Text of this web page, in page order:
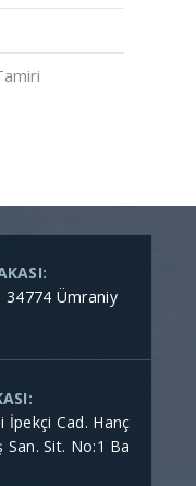
34774 Ümraniy
İpekçi Cad. Hanç
San. Sit. No:1 Ba